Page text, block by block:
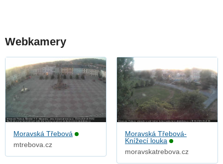
Webkamery
Moravská Třebová
mtrebova.cz
Moravská Třebová-
Knížecí louka
moravskatrebova.cz